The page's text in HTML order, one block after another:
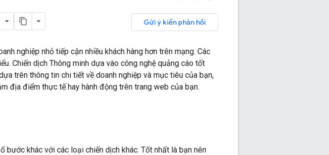
Gửi ý kiến phản hồi
nghiệp nhỏ tiếp cận nhiều khách hàng hơn trên mạng. Các
Chiến dịch Thông minh dựa vào công nghệ quảng cáo tốt
trên thông tin chi tiết về doanh nghiệp và mục tiêu của bạn,
địa điểm thực tế hay hành động trên trang web của bạn.
bước khác với các loại chiến dịch khác. Tốt nhất là bạn nên